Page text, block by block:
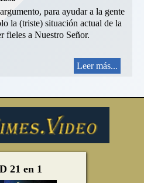
para ayudar a la gente
la (triste) situación actual de la
fieles a Nuestro Señor.
Leer más...
21 en 1